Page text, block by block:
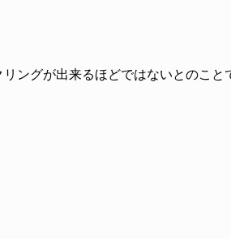
ングが出来るほどではないとのこと